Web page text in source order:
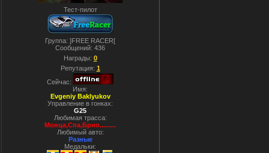
Тест-пилот
Группа: ]FREE RACER[
Сообщений: 436
Награды: 0
Репутация: 1
Сейчас:
Имя:
Evgeniy Baklyukov
Управление в гонках:
G25
Любимая трасса:
Монца,Спа,Брно.........
Любимый авто:
Разные
Медальки: